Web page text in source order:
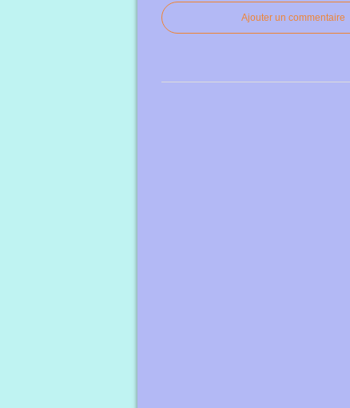
Ajouter un commentaire